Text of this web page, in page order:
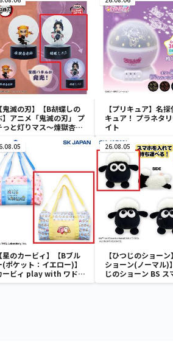
【鬼滅の刃】【B胡蝶しの
】アニメ「鬼滅の刃」 プ
っと灯りマス～煉獄杏寿
【プリキュア】名探
キュア！ プラネタ
イト
【星のカービィ】【Bブル
(ポケット：イエロー)】
ービィ play with ワドル
ィ ボストンバッグ
26.08.05
【ひつじのショー
ショーン(ノーマル)
じのショーン BS ス
ョーンルダー